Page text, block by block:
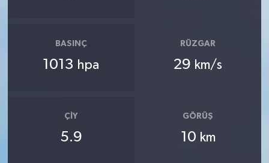
BASINÇ
1013 hpa
RÜZGAR
29 km/s
ÇIY
5.9
GÖRÜŞ
10 km